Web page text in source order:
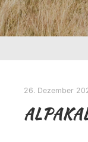
26. Dezember